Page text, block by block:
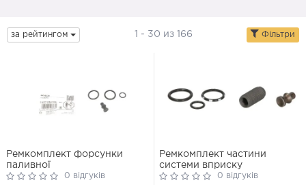
за рейтингом 1 - 30 из 166 Фільтри
Ремкомплект форсунки
паливної
0 відгуків
Ремкомплект частини
системи вприску
0 відгуків